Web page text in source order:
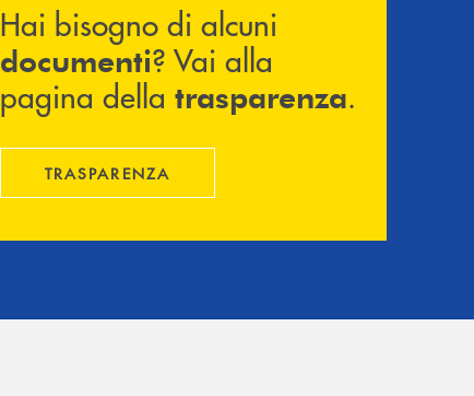
Hai bisogno di alcuni
documenti? Vai alla
pagina della trasparenza.
TRASPARENZA